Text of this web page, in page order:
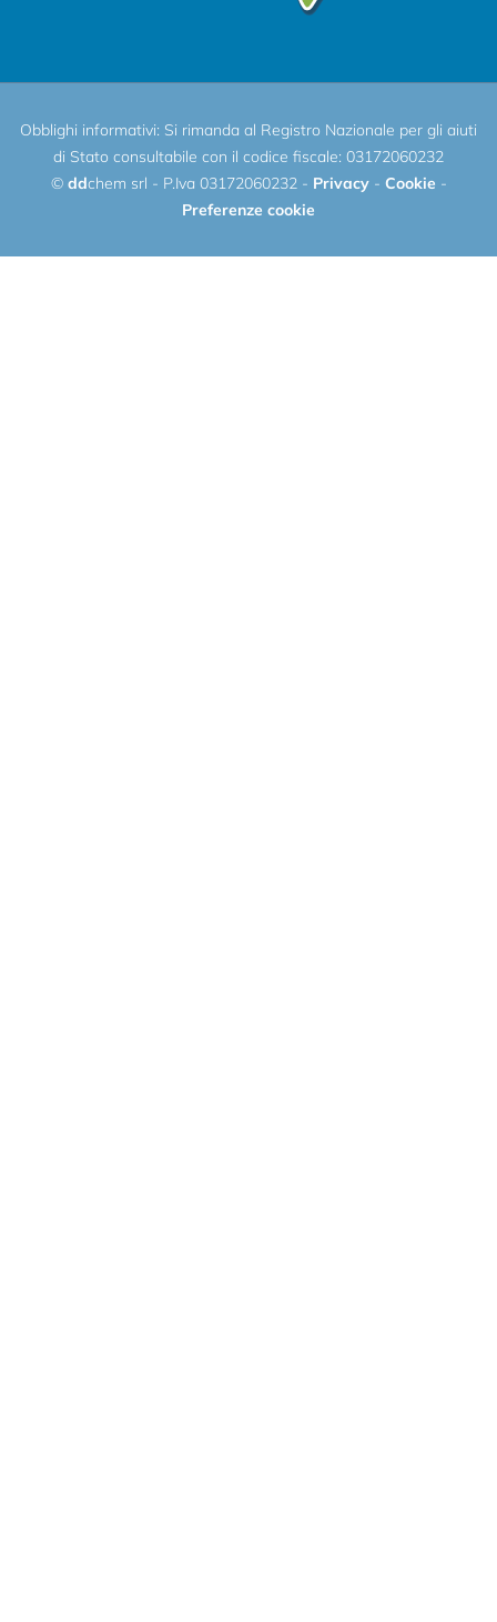
Obblighi informativi: Si rimanda al Registro Nazionale per gli aiuti
di Stato consultabile con il codice fiscale: 03172060232
© ddchem srl - P.Iva 03172060232 - Privacy- Cookie -
Preferenze cookie